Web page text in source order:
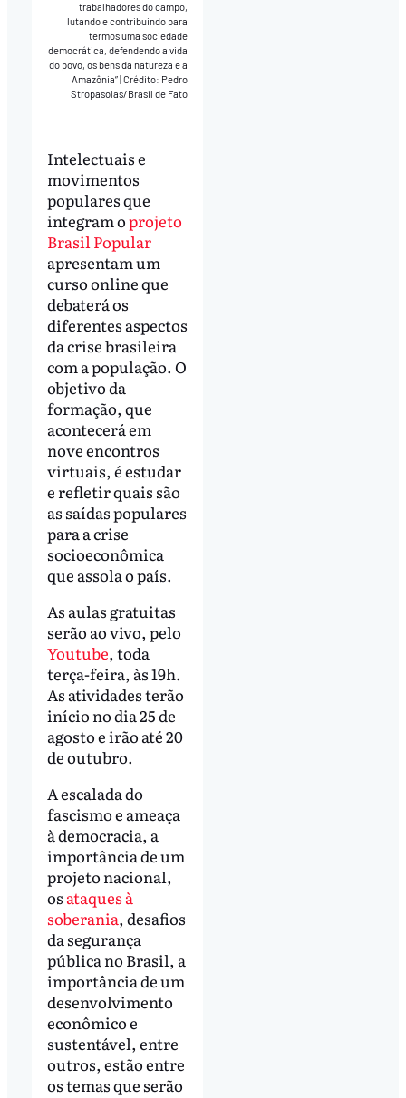
trabalhadores do campo,
lutando e contribuindo para
termos uma sociedade
democrática, defendendo a vida
do povo, os bens da natureza e a
Amazônia” Crédito: Pedro
Stropasolas/Brasil de Fato
Intelectuais e
movimentos
populares que
integram oprojeto
Brasil Popular
apresentam um
curso online que
debaterá os
diferentes aspectos
da crise brasileira
com a população. O
objetivo da
formação, que
acontecerá em
nove encontros
virtuais, é estudar
e refletir quais são
as saídas populares
para a crise
socioeconômica
que assola o país.
As aulas gratuitas
serão ao vivo, pelo
Youtube, toda
terça-feira, às 19h.
As atividades terão
início no dia 25 de
agosto e irão até 20
de outubro.
A escalada do
fascismo e ameaça
à democracia, a
importância de um
projeto nacional,
os ataques à
soberania, desafios
da segurança
pública no Brasil, a
importância de um
desenvolvimento
econômico e
sustentável, entre
outros, estão entre
os temas que serão